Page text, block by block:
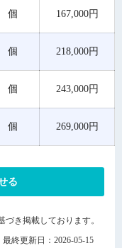
個 167,000円
個 218,000円
個 243,000円
個 269,000円
る
き掲載しております。
最終更新日：2026-05-15